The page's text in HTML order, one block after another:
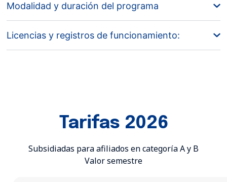
Modalidad y duración del programa
Licencias y registros de funcionamiento:
Tarifas 2026
Subsidiadas para afiliados en categoría A y B
Valor semestre